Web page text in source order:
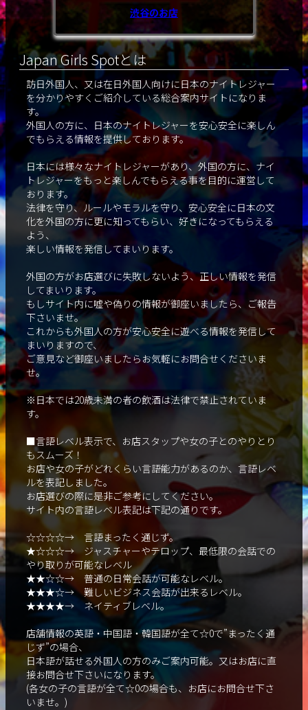
渋谷のお店
Japan Girls Spotとは
訪日外国人、又は在日外国人向けに日本のナイトレジャー
を分かりやすくご紹介している総合案内サイトになりま
す。
外国人の方に、日本のナイトレジャーを安心安全に楽しん
でもらえる情報を提供しております。
日本には様々なナイトレジャーがあり、外国の方に、ナイ
トレジャーをもっと楽しんでもらえる事を目的に運営して
おります。
法律を守り、ルールやモラルを守り、安心安全に日本の文
化を外国の方に更に知ってもらい、好きになってもらえる
よう、
楽しい情報を発信してまいります。
外国の方がお店選びに失敗しないよう、正しい情報を発信
してまいります。
もしサイト内に嘘や偽りの情報が御座いましたら、ご報告
下さいませ。
これからも外国人の方が安心安全に遊べる情報を発信して
まいりますので、
ご意見など御座いましたらお気軽にお問合せくださいま
せ。
※日本では20歳未満の者の飲酒は法律で禁止されていま
す。
■言語レベル表示で、お店スタップや女の子とのやりとり
もスムーズ！
お店や女の子がどれくらい言語能力があるのか、言語レベ
ルを表記しました。
お店選びの際に是非ご参考にしてください。
サイト内の言語レベル表記は下記の通りです。
☆☆☆☆→ 言語まったく通じず。
★☆☆☆→ ジャスチャーやテロップ、最低限の会話での
やり取りが可能なレベル
★★☆☆→ 普通の日常会話が可能なレベル。
★★★☆→ 難しいビジネス会話が出来るレベル。
★★★★→ ネイティブレベル。
店舗情報の英語・中国語・韓国語が全て☆0で”まったく通
じず”の場合、
日本語が話せる外国人の方のみご案内可能。又はお店に直
接お問合せ下さいになります。
(各女の子の言語が全て☆0の場合も、お店にお問合せ下さ
いませ。)